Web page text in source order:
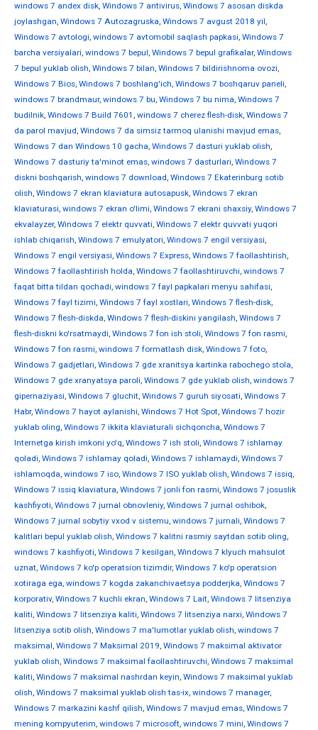
windows 7 andex disk, Windows 7 antivirus, Windows 7 asosan diskda
joylashgan, Windows 7 Autozagruska, Windows 7 avgust 2018 yil,
Windows 7 avtologi, windows 7 avtomobil saqlash papkasi, Windows 7
barcha versiyalari, windows 7 bepul, Windows 7 bepul grafikalar, Windows
7 bepul yuklab olish, Windows 7 bilan, Windows 7 bildirishnoma ovozi,
Windows 7 Bios, Windows 7 boshlang'ich, Windows 7 boshqaruv paneli,
windows 7 brandmaur, windows 7 bu, Windows 7 bu nima, Windows 7
budilnik, Windows 7 Build 7601 , windows 7 cherez flesh-disk, Windows 7
da parol mavjud, Windows 7 da simsiz tarmoq ulanishi mavjud emas,
Windows 7 dan Windows 10 gacha, Windows 7 dasturi yuklab olish,
Windows 7 dasturiy ta'minot emas, windows 7 dasturlari, Windows 7
diskni boshqarish, windows 7 download, Windows 7 Ekaterinburg sotib
olish, Windows 7 ekran klaviatura autosapusk, Windows 7 ekran
klaviaturasi, windows 7 ekran o'limi, Windows 7 ekrani shaxsiy, Windows 7
ekvalayzer, Windows 7 elektr quvvati, Windows 7 elektr quvvati yuqori
ishlab chiqarish, Windows 7 emulyatori, Windows 7 engil versiyasi,
Windows 7 engil versiyasi, Windows 7 Express, Windows 7 faollashtirish,
Windows 7 faollashtirish holda, Windows 7 faollashtiruvchi, windows 7
faqat bitta tildan qochadi, windows 7 fayl papkalari menyu sahifasi,
Windows 7 fayl tizimi, Windows 7 fayl xostlari, Windows 7 flesh-disk,
Windows 7 flesh-diskda, Windows 7 flesh-diskini yangilash, Windows 7
flesh-diskni ko'rsatmaydi, Windows 7 fon ish stoli, Windows 7 fon rasmi,
Windows 7 fon rasmi, windows 7 formatlash disk, Windows 7 foto,
Windows 7 gadjetlari, Windows 7 gde xranitsya kartinka rabochego stola,
Windows 7 gde xranyatsya paroli, Windows 7 gde yuklab olish, windows 7
gipernaziyasi, Windows 7 gluchit, Windows 7 guruh siyosati, Windows 7
Habr, Windows 7 hayot aylanishi, Windows 7 Hot Spot, Windows 7 hozir
yuklab oling, Windows 7 ikkita klaviaturali sichqoncha, Windows 7
Internetga kirish imkoni yo'q, Windows 7 ish stoli, Windows 7 ishlamay
qoladi, Windows 7 ishlamay qoladi, Windows 7 ishlamaydi, Windows 7
ishlamoqda, windows 7 iso, Windows 7 ISO yuklab olish, Windows 7 issiq,
Windows 7 issiq klaviatura, Windows 7 jonli fon rasmi, Windows 7 josuslik
kashfiyoti, Windows 7 jurnal obnovleniy, Windows 7 jurnal oshibok,
Windows 7 jurnal sobytiy vxod v sistemu, windows 7 jurnali, Windows 7
kalitlari bepul yuklab olish, Windows 7 kalitni rasmiy saytdan sotib oling,
windows 7 kashfiyoti, Windows 7 kesilgan, Windows 7 klyuch mahsulot
uznat, Windows 7 ko'p operatsion tizimdir, Windows 7 ko'p operatsion
xotiraga ega, windows 7 kogda zakanchivaetsya podderjka, Windows 7
korporativ, Windows 7 kuchli ekran, Windows 7 Lait, Windows 7 litsenziya
kaliti, Windows 7 litsenziya kaliti, Windows 7 litsenziya narxi, Windows 7
litsenziya sotib olish, Windows 7 ma'lumotlar yuklab olish, windows 7
maksimal, Windows 7 Maksimal 2019, Windows 7 maksimal aktivator
yuklab olish, Windows 7 maksimal faollashtiruvchi, Windows 7 maksimal
kaliti, Windows 7 maksimal nashrdan keyin, Windows 7 maksimal yuklab
olish, Windows 7 maksimal yuklab olish tas-ix, windows 7 manager,
Windows 7 markazini kashf qilish, Windows 7 mavjud emas, Windows 7
mening kompyuterim, windows 7 microsoft, windows 7 mini, Windows 7